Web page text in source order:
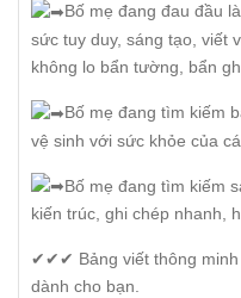
Bố mẹ đang đau đầu
sức tuy duy, sáng tạo, viết
không lo bẩn tường, bẩn
Bố mẹ đang tìm kiếm
vệ sinh với sức khỏe của
Bố mẹ đang tìm kiếm
kiến trúc, ghi chép nhanh,
✔✔✔ Bảng viết thông minh
dành cho bạn.